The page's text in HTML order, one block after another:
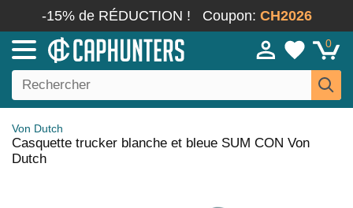
-15% de RÉDUCTION ! Coupon: CH2026
0
Von Dutch
Casquette trucker blanche et bleue SUM CON Von
Dutch